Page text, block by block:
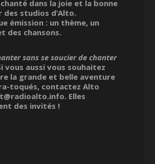
dans la joie et la bonne
des studios d’Alto.
émission : un thème, un
des chansons.
sans se soucier de chanter
vous aussi vous souhaitez
la grande et belle aventure
toqués, contactez Alto
Elles
des invités !